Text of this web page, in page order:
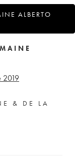
ALBERTO
2019
& DE LA